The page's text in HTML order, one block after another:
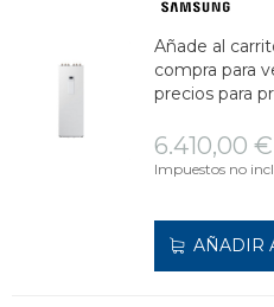
Añade al
compra para
precios para
6.410,00 €
Impuestos no
AÑADIR